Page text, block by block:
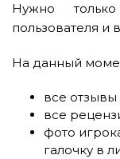
Нужно
пользователя и
На данный
все отзывы
все
фото
галочку в